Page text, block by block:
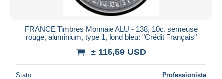
FRANCE Timbres Monnaie ALU - 138, 10c. semeuse
rouge, aluminium, type 1, fond bleu: "Crédit Français"
± 115,59 USD
Stato Professionista